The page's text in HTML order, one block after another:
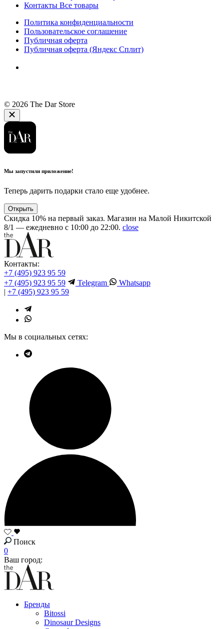
Контакты Все товары
Политика конфиденциальности
Пользовательское соглашение
Публичная оферта
Публичная оферта (Яндекс Сплит)
© 2026 The Dar Store
Мы запустили приложение!
Теперь дарить подарки стало еще удобнее.
Открыть
Скидка 10% на первый заказ. Магазин на Малой Никитской
8/1 — ежедневно с 10:00 до 22:00. close
Контакты:
+7 (495) 923 95 59
+7 (495) 923 95 59
Telegram
Whatsapp
| +7 (495) 923 95 59
Мы в социальных сетях:
Поиск
0
Ваш город:
Бренды
Bitossi
Dinosaur Designs